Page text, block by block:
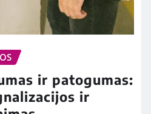
ir patogumas:
ir